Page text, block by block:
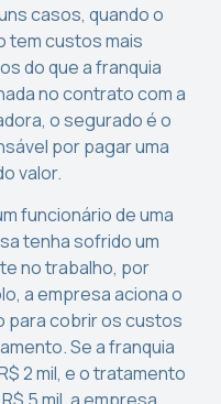
casos, quando o
tem custos mais
do que a franquia
no contrato com a
o segurado é o
por pagar uma
valor.
funcionário de uma
tenha sofrido um
no trabalho, por
a empresa aciona o
para cobrir os custos
Se a franquia
2 mil, e o tratamento